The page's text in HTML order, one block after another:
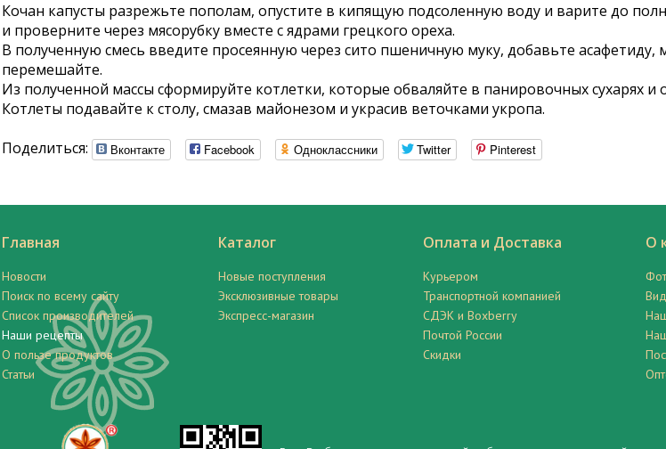
Кочан капусты разрежьте пополам, опустите в кипящую подсоленную воду и варите до
и проверните через мясорубку вместе с ядрами грецкого ореха.
В полученную смесь введите просеянную через сито пшеничную муку, добавьте
перемешайте.
Из полученной массы сформируйте котлетки, которые обваляйте в панировочных сухарях
Котлеты подавайте к столу, смазав майонезом и украсив веточками укропа.
Поделиться:
Вконтакте Facebook Одноклассники Twitter Pinterest
Главная
Новости
Поиск по всему сайту
Список производителей
Наши рецепты
О пользе продуктов
Статьи
Каталог
Новые поступления
Эксклюзивные товары
Экспресс-магазин
Оплата и Доставка
Курьером
Транспортной компанией
СДЭК и Boxberry
Почтой России
Скидки
О